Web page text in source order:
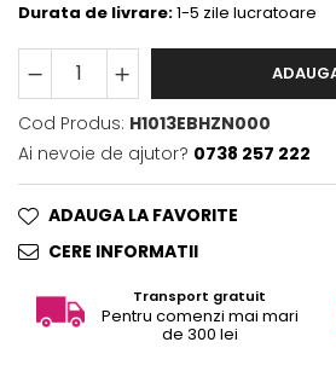
Durata de livrare:1-5 zile lucratoare
Cod Produs: H1013EBHZN000
Ai nevoie de ajutor? 0738 257 222
ADAUGA LA FAVORITE
CERE INFORMATII
Transport gratuit
Pentru comenzi mai mari
de 300 lei